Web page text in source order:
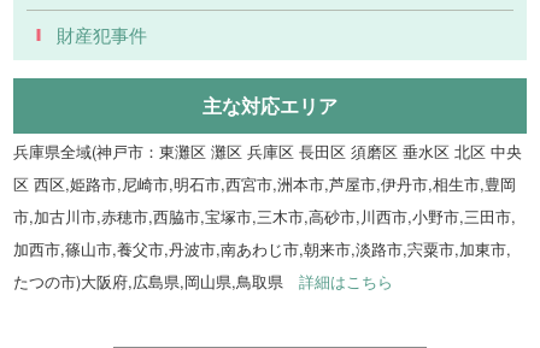
財産犯事件
主な対応エリア
兵庫県全域(神戸市：東灘区 灘区 兵庫区 長田区 須磨区 垂水区 北区 中央
区 西区,姫路市,尼崎市,明石市,西宮市,洲本市,芦屋市,伊丹市,相生市,豊岡
市,加古川市,赤穂市,西脇市,宝塚市,三木市,高砂市,川西市,小野市,三田市,
加西市,篠山市,養父市,丹波市,南あわじ市,朝来市,淡路市,宍粟市,加東市,
たつの市)大阪府,広島県,岡山県,鳥取県詳細はこちら